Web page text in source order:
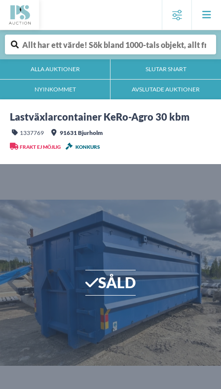
ALLA AUKTIONER SLUTAR SNART
NYINKOMMET AVSLUTADE AUKTIONER
Lastväxlarcontainer KeRo-Agro 30 kbm
1337769 91631 Bjurholm
FRAKT EJ MÖJLIG KONKURS
SÅLD